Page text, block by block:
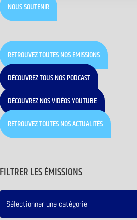
NOUS SOUTENIR
RETROUVEZ TOUTES NOS ÉMISSIONS
DÉCOUVREZ TOUS NOS PODCAST
DÉCOUVREZ NOS VIDÉOS YOUTUBE
RETROUVEZ TOUTES NOS ACTUALITÉS
FILTRER LES ÉMISSIONS